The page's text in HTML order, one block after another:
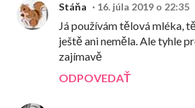
Stáňa 16. júla 2019 o 22:35
Já používám tělová mléka,
ještě ani neměla. Ale tyhle
zajímavě
ODPOVEDAŤ